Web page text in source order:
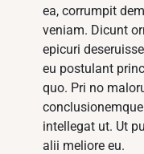
ea, corrumpit
veniam. Dicunt
epicuri
eu postulant
quo. Pri no
intellegat ut. Ut
alii meliore eu.